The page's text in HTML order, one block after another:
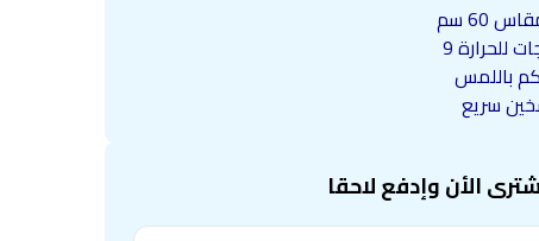
60 سم
للحرارة 9
باللمس
سريع
الأن وإدفع لاحقا